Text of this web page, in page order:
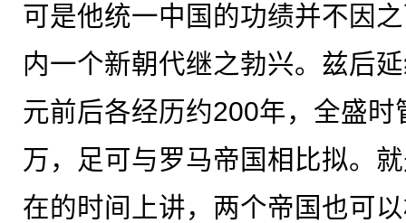
可是他统一中国的功绩并不因
内一个新朝代继之勃兴。兹后
元前后各经历约200年，全盛
万，足可与罗马帝国相比拟。
在的时间上讲，两个帝国也可